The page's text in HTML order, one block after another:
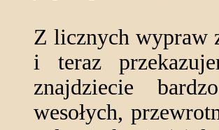
Z licznych wypraw
i teraz
znajdziecie
wesołych,